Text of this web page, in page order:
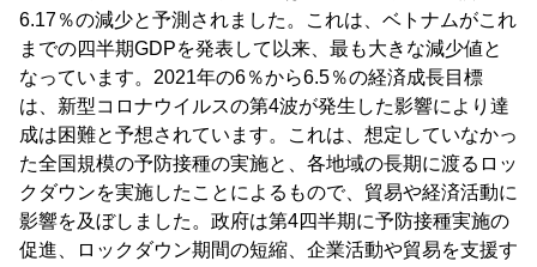
6.17％の減少と予測されました。これは、ベトナムがこれ
までの四半期GDPを発表して以来、最も大きな減少値と
なっています。2021年の6％から6.5％の経済成長目標
は、新型コロナウイルスの第4波が発生した影響により達
成は困難と予想されています。これは、想定していなかっ
た全国規模の予防接種の実施と、各地域の長期に渡るロッ
クダウンを実施したことによるもので、貿易や経済活動に
影響を及ぼしました。政府は第4四半期に予防接種実施の
促進、ロックダウン期間の短縮、企業活動や貿易を支援す